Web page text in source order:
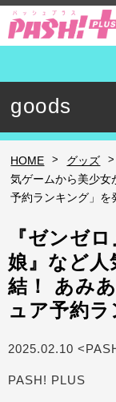
goods
HOME > グッズ >
気ゲームから美少女
予約ランキング」を
『ゼンゼ
娘』など人
結！ あみ
ュア予約
2025.02.10
PASH! PLUS